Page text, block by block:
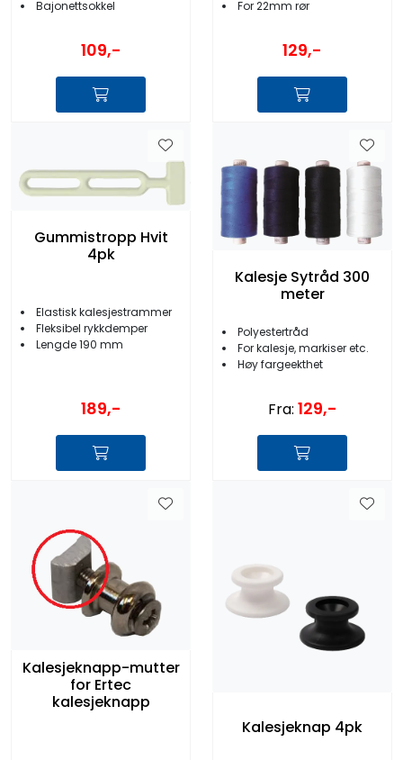
Bajonettsokkel
109,-
For 22mm rør
129,-
Gummistropp Hvit
4pk
Elastisk kalesjestrammer
Fleksibel rykkdemper
Lengde 190 mm
189,-
Kalesje Sytråd 300
meter
Polyestertråd
For kalesje, markiser etc.
Høy fargeekthet
Fra: 129,-
Kalesjeknapp-mutter
for Ertec
kalesjeknapp
Kalesjeknap 4pk